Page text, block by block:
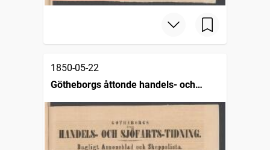
1850-05-22
Götheborgs åttonde handels- och
sjöfartstidning, dagligt annonsblad och